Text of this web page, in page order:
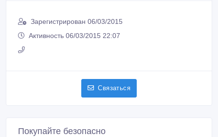
Зарегистрирован 06/03/2015
Активность 06/03/2015 22:07
Связаться
Покупайте безопасно